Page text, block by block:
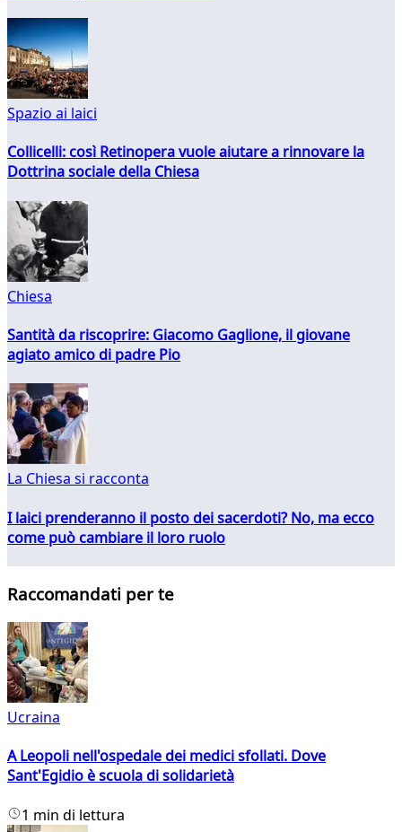
Spazio ai laici
Collicelli: così Retinopera vuole aiutare a rinnovare la
Dottrina sociale della Chiesa
Chiesa
Santità da riscoprire: Giacomo Gaglione, il giovane
agiato amico di padre Pio
La Chiesa si racconta
I laici prenderanno il posto dei sacerdoti? No, ma ecco
come può cambiare il loro ruolo
Raccomandati per te
Ucraina
A Leopoli nell'ospedale dei medici sfollati. Dove
Sant'Egidio è scuola di solidarietà
1 min di lettura